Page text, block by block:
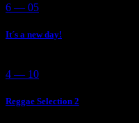
6 — 05
It´s a new day!
4 — 10
Reggae Selection 2